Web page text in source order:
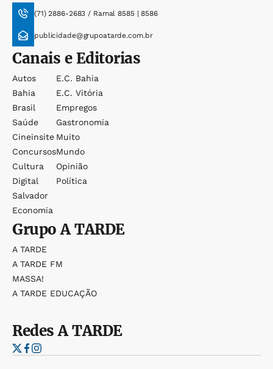
(71) 2886-2683 / Ramal 8585 | 8586
publicidade@grupoatarde.com.br
Canais e Editorias
Autos
Bahia
Brasil
Saúde
Cineinsite
Concursos
Cultura
Digital
Salvador
Economia
E.c. Bahia
E.c. Vitória
Empregos
Gastronomia
Muito
Mundo
Opinião
Política
GrupoA TARDE
A TARDE
A TARDE FM
MASSA!
A TARDE EDUCAÇÃO
RedesA TARDE